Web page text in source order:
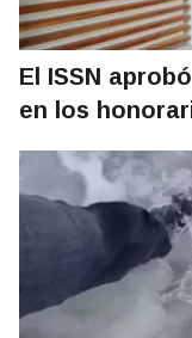
El ISSN
en los